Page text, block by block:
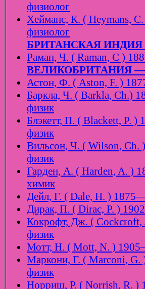
физиолог
Хейманс, К. ( Heymans,
физиолог
БРИТАНСКАЯ ИНДИЯ
Раман, Ч. ( Raman, C )
ВЕЛИКОБРИТАНИЯ —
Астон, Ф. ( Aston, F. )
Баркла, Ч. ( Barkla, Ch.)
физик
Блэкетт, П. ( Blackett, P.
физик
Вильсон, Ч. ( Wilson,
физик
Гарден, А. ( Harden, A. )
химик
Дейл, Г. ( Dale, H. )
Дирак, П. ( Dirac, P. )
Кокрофт, Дж. (
физик
Мотт, Н. ( Mott, N. )
Маркони, Г. ( Marconi,
физик
Норриш, Р. ( Norrish, R. )